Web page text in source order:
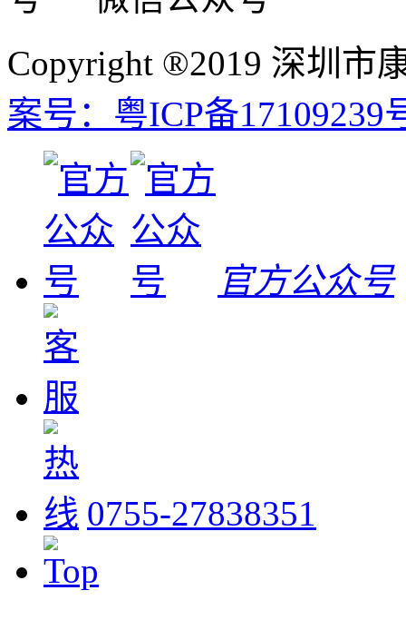
Copyright ®2019 深圳市
案号：粤ICP备17109239
官方公众号
0755-27838351